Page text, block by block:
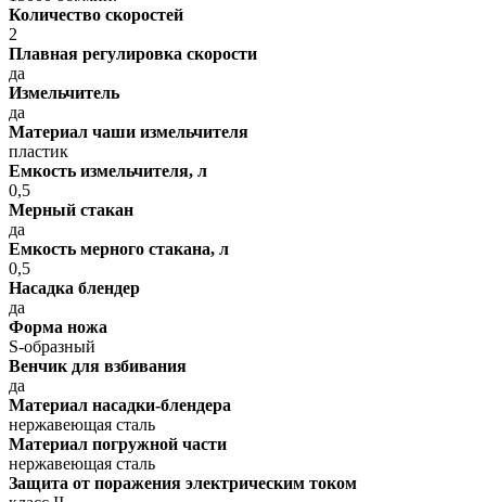
Количество скоростей
2
Плавная регулировка скорости
да
Измельчитель
да
Материал чаши измельчителя
пластик
Емкость измельчителя, л
0,5
Мерный стакан
да
Емкость мерного стакана, л
0,5
Насадка блендер
да
Форма ножа
S-образный
Венчик для взбивания
да
Материал насадки-блендера
нержавеющая сталь
Материал погружной части
нержавеющая сталь
Защита от поражения электрическим током